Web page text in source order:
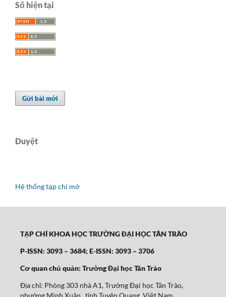
Số hiện tại
Gửi bài mới
Duyệt
Hệ thống tạp chí mở
TẠP CHÍ KHOA HỌC TRƯỜNG ĐẠI HỌC TÂN TRÀO
P-ISSN: 3093 – 3684; E-ISSN: 3093 – 3706
Cơ quan chủ quản: Trường Đại học Tân Trào
Địa chỉ: Phòng 303 nhà A1, Trường Đại học Tân Trào,
phường Minh Xuân, tỉnh Tuyên Quang, Việt Nam.